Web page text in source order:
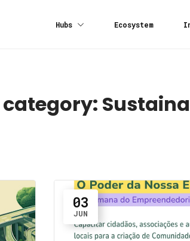
Hubs Ecosystem
category:
03
JUN